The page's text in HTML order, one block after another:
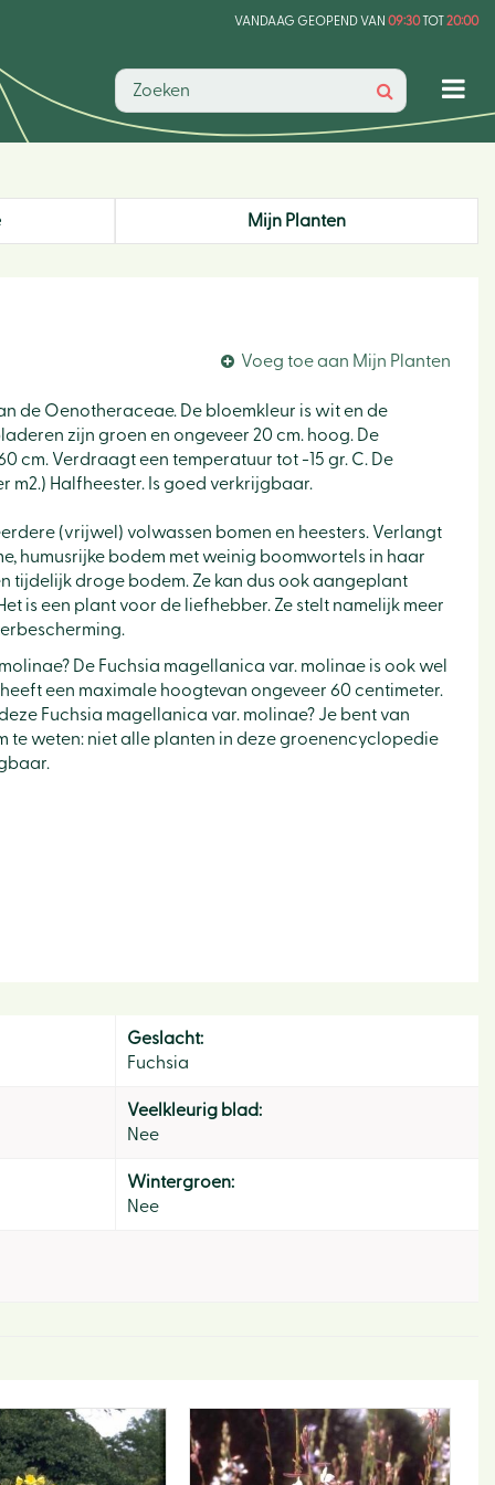
VANDAAG GEOPEND VAN 09:30TOT20:00
Tips
Mijn Planten
Voeg toe aan Mijn Planten
de Oenotheraceae. De bloemkleur is wit en de
zijn groen en ongeveer 20 cm. hoog. De
cm. Verdraagt een temperatuur tot -15 gr. C. De
m2.) Halfheester. Is goed verkrijgbaar.
(vrijwel) volwassen bomen en heesters. Verlangt
humusrijke bodem met weinig boomwortels in haar
tijdelijk droge bodem. Ze kan dus ook aangeplant
is een plant voor de liefhebber. Ze stelt namelijk meer
De Fuchsia magellanica var. molinae is ook wel
een maximale hoogtevan ongeveer 60 centimeter.
Fuchsia magellanica var. molinae? Je bent van
te weten: niet alle planten in deze groenencyclopedie
Geslacht:
Fuchsia
Veelkleurig blad:
Nee
Wintergroen:
Nee